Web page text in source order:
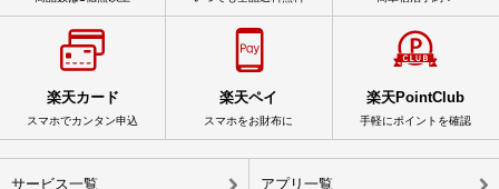
楽天カード
スマホでカンタン申込
楽天ペイ
スマホをお財布に
楽天PointClub
手軽にポイントを確認
サービス一覧 アプリ一覧